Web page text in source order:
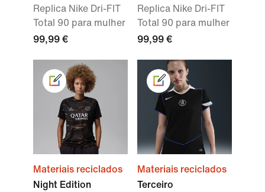
Replica Nike Dri-FIT
Total 90 para mulher
99,99 €
Replica Nike Dri-FIT
Total 90 para mulher
99,99 €
Materiais reciclados
Night Edition
Materiais reciclados
Terceiro